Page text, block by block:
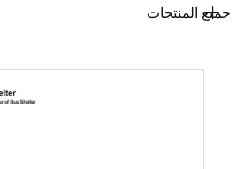
جميع المنتجات